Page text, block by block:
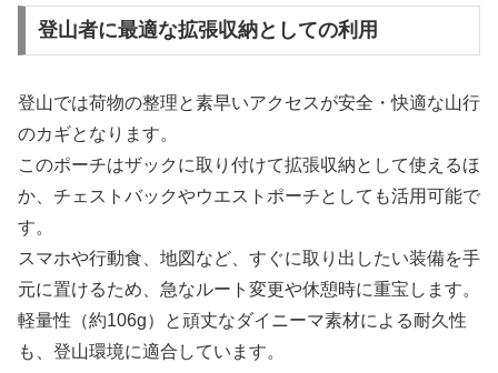
登山者に最適な拡張収納としての利用
登山では荷物の整理と素早いアクセスが安全・快適な山行
のカギとなります。
このポーチはザックに取り付けて拡張収納として使えるほ
か、チェストバックやウエストポーチとしても活用可能で
す。
スマホや行動食、地図など、すぐに取り出したい装備を手
元に置けるため、急なルート変更や休憩時に重宝します。
軽量性（約106g）と頑丈なダイニーマ素材による耐久性
も、登山環境に適合しています。